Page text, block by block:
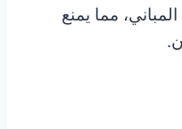
مما يمنع